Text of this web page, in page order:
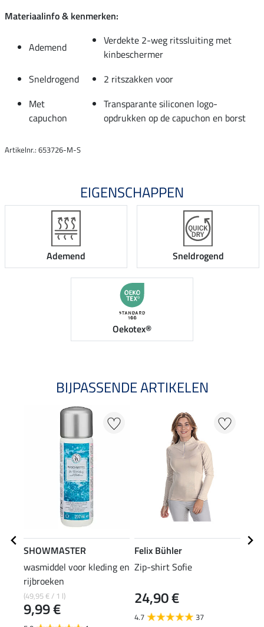
Materiaalinfo & kenmerken:
Ademend
Verdekte 2-weg ritssluiting met
kinbeschermer
Sneldrogend
2 ritszakken voor
Met
capuchon
Transparante siliconen logo-
opdrukken op de capuchon en borst
Artikelnr.: 653726-M-S
EIGENSCHAPPEN
Ademend Sneldrogend
Oekotex®
BIJPASSENDE ARTIKELEN
SHOWMASTER
wasmiddel voor kleding en
rijbroeken
(49,95 € / 1 l)
9,99 €
Felix Bühler
Zip-shirt Sofie
24,90 €
4.7 37